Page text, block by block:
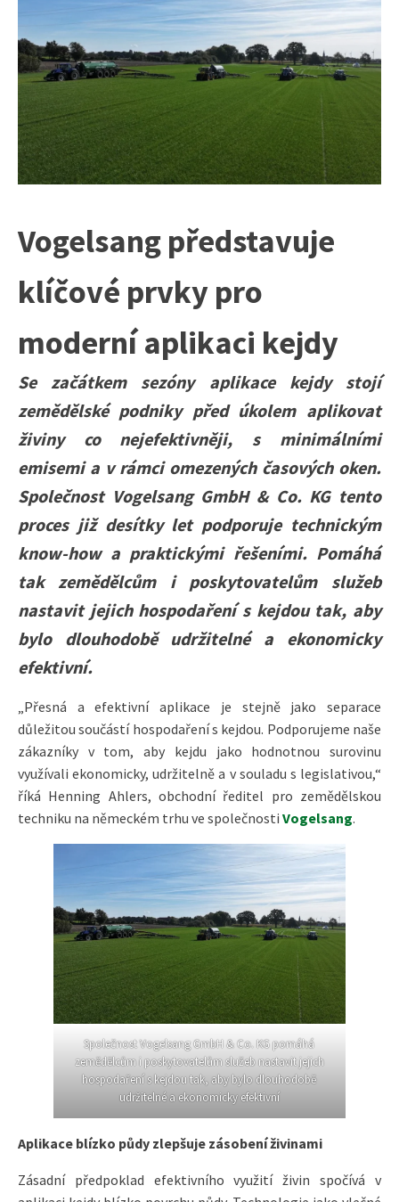
Vogelsang představuje
klíčové prvky pro
moderní aplikaci kejdy
Se začátkem sezóny aplikace kejdy stojí
zemědělské podniky před úkolem aplikovat
živiny co nejefektivněji, s minimálními
emisemi a v rámci omezených časových oken.
Společnost Vogelsang GmbH & Co. KG tento
proces již desítky let podporuje technickým
know-how a praktickými řešeními. Pomáhá
tak zemědělcům i poskytovatelům služeb
nastavit jejich hospodaření s kejdou tak, aby
bylo dlouhodobě udržitelné a ekonomicky
efektivní.
„Přesná a efektivní aplikace je stejně jako separace
důležitou součástí hospodaření s kejdou. Podporujeme naše
zákazníky v tom, aby kejdu jako hodnotnou surovinu
využívali ekonomicky, udržitelně a v souladu s legislativou,“
říká Henning Ahlers, obchodní ředitel pro zemědělskou
techniku na německém trhu ve společnosti Vogelsang.
Společnost Vogelsang GmbH & Co. KG pomáhá
zemědělcům i poskytovatelům služeb nastavit jejich
hospodaření s kejdou tak, aby bylo dlouhodobě
udržitelné a ekonomicky efektivní
Aplikace blízko půdy zlepšuje zásobení živinami
Zásadní předpoklad efektivního využití živin spočívá v